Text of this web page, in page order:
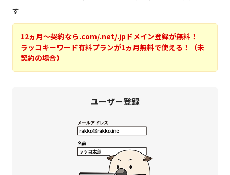
す
12ヵ月～契約なら.com/.net/.jpドメイン登録が無料！
ラッコキーワード有料プランが1ヵ月無料で使える！（未
契約の場合）
ユーザー登録